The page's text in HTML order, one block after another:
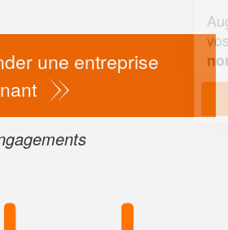
une entreprise
chiffre
vosmargestout en
nouveaux clients